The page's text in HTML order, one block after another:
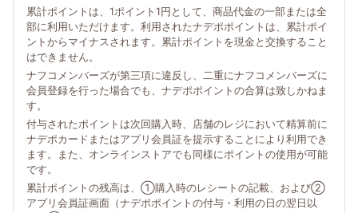
累計ポイントは、1ポイント1円として、商品代金の一部または全
部に利用いただけます。利用されたナデポポイントは、累計ポイ
ントからマイナスされます。累計ポイントを現金と交換すること
はできません。
ナフコメンバーズが第三項に違反し、二重にナフコメンバーズに
会員登録を行った場合でも、ナデポポイントの合算は致しかねま
す。
付与されたポイントは次回購入時、店舗のレジにおいて精算前に
ナデポカードまたはアプリ会員証を提示することにより利用でき
ます。また、オンラインストアでも同様にポイントの使用が可能
です。
累計ポイントの残高は、①購入時のレシートの記載、および②
アプリ会員証画面（ナデポポイントの付与・利用の日の翌日以